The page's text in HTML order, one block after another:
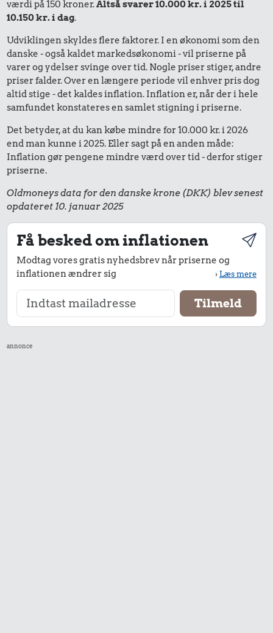
værdi på 150 kroner.Altså svarer 10.000 kr. i 2025 til
10.150 kr. i dag.
Udviklingen skyldes flere faktorer. I en økonomi som den
danske - også kaldet markedsøkonomi - vil priserne på
varer og ydelser svinge over tid. Nogle priser stiger, andre
priser falder. Over en længere periode vil enhver pris dog
altid stige - det kaldes inflation. Inflation er, når der i hele
samfundet konstateres en samlet stigning i priserne.
Det betyder, at du kan købe mindre for 10.000 kr. i 2026
end man kunne i 2025. Eller sagt på en anden måde:
Inflation gør pengene mindre værd over tid - derfor stiger
priserne.
Oldmoneys data for den danske krone (DKK) blev senest
opdateret 10. januar 2025
Få besked om inflationen
Modtag vores gratis nyhedsbrev når priserne og
inflationen ændrer sig
›Læs mere
annonce